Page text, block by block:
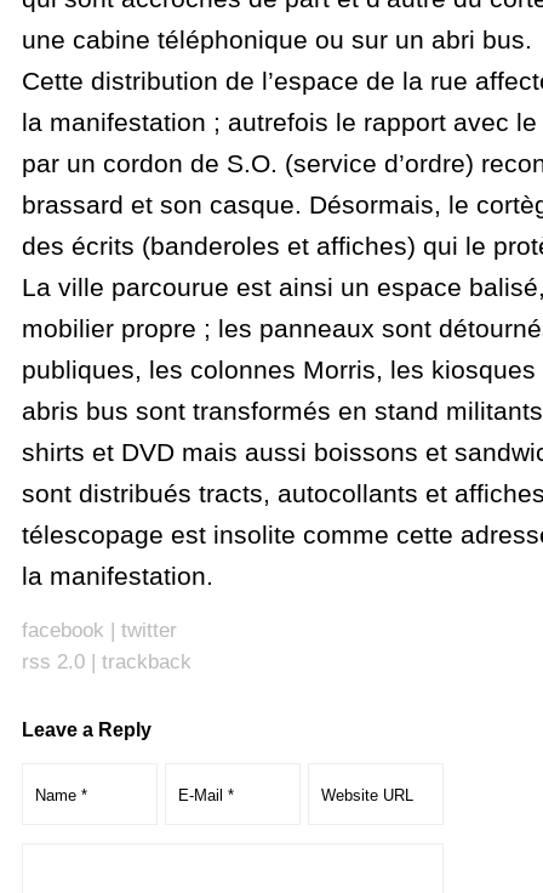
une cabine téléphonique ou sur un abri bus.
Cette distribution de l’espace de la rue
la manifestation ; autrefois le rapport avec
par un cordon de S.O. (service d’ordre)
brassard et son casque. Désormais, le
des écrits (banderoles et affiches) qui le
La ville parcourue est ainsi un espace
mobilier propre ; les panneaux sont
publiques, les colonnes Morris, les
abris bus sont transformés en stand
shirts et DVD mais aussi boissons et
sont distribués tracts, autocollants et
télescopage est insolite comme cette
la manifestation.
facebook | twitter
rss 2.0| trackback
Leave a Reply